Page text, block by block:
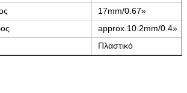
17mm/0.67»
approx.10.2mm/0.4»
Πλαστικό